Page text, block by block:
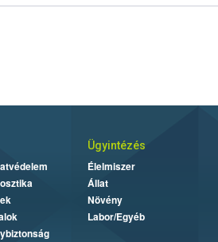
Ügyintézés
Élelmiszer
Állat
Növény
Labor/Egyéb